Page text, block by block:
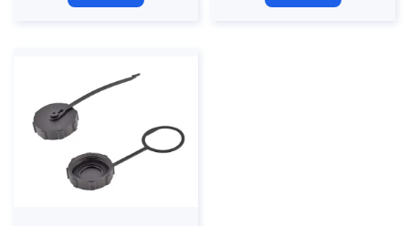
성별 : 둥근 구멍 hole 래치
커플 링 : 나사산 (t)